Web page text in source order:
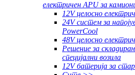
електричен APU за
12V целосно
24V систем за
PowerCool
48V целосно
Решение за
специјални возила
12V батерија за